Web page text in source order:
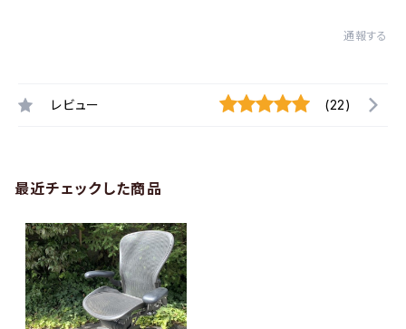
通報する
レビュー (22)
最近チェックした商品